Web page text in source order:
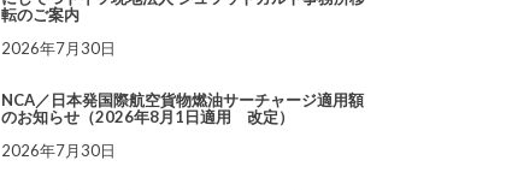
転のご案内
2026年7月30日
NCA／日本発国際航空貨物燃油サーチャージ適用額
のお知らせ（2026年8月1日適用 改定）
2026年7月30日